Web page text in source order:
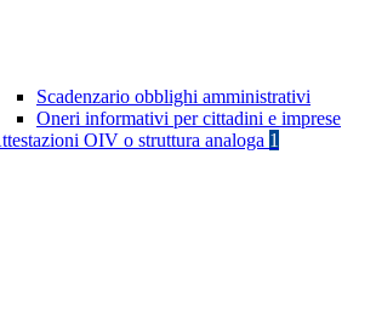
Scadenzario obblighi amministrativi
Oneri informativi per cittadini e imprese
OIV o struttura analoga 1